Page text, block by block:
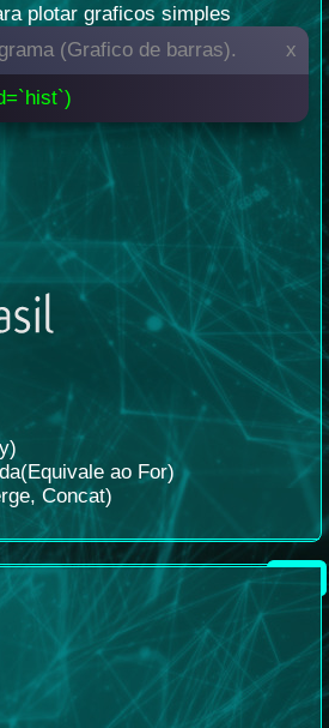
plotar graficos simples
(Grafico de barras).
x
ao For)
Concat)